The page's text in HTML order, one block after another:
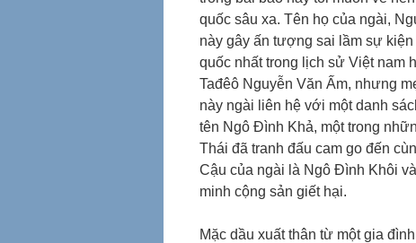
quốc sâu xa. Tên họ của ngài,
này gây ấn tượng sai lầm sự
quốc nhất trong lịch sử Việt nam
Tađêô Nguyễn Văn Ấm, nhưng
này ngài liên hệ với một danh
tên Ngô Đình Khả, một trong
Thái đã tranh đấu cam go đến
Cậu của ngài là Ngô Đình Khôi
minh cộng sản giết hại.
Mặc dầu xuất thân từ một gia